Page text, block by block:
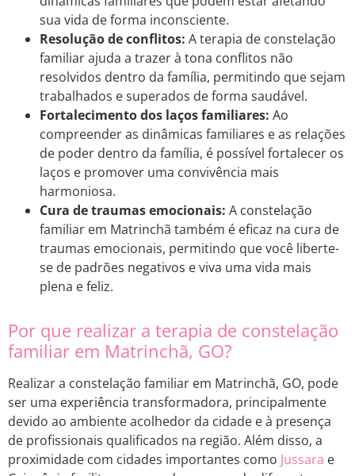
sua vida de forma inconsciente.
Resolução de conflitos: A terapia de constelação
familiar ajuda a trazer à tona conflitos não
resolvidos dentro da família, permitindo que sejam
trabalhados e superados de forma saudável.
Fortalecimento dos laços familiares: Ao
compreender as dinâmicas familiares e as relações
de poder dentro da família, é possível fortalecer os
laços e promover uma convivência mais
harmoniosa.
Cura de traumas emocionais: A constelação
familiar em Matrinchã também é eficaz na cura de
traumas emocionais, permitindo que você liberte-
se de padrões negativos e viva uma vida mais
plena e feliz.
Por que realizar a terapia de constelação
familiar em Matrinchã, GO?
Realizar a constelação familiar em Matrinchã, GO, pode
ser uma experiência transformadora, principalmente
devido ao ambiente acolhedor da cidade e à presença
de profissionais qualificados na região. Além disso, a
proximidade com cidades importantes como Jussara e